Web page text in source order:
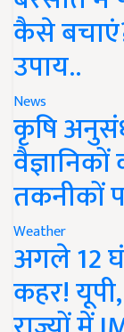
कैसे
उपाय..
News
कृषि
तकनीकों
Weather
अगले 12
कहर!